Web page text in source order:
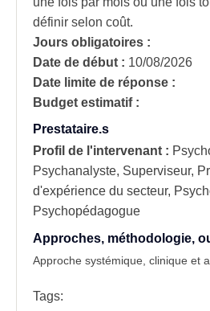
définir selon coût.
Jours obligatoires :
Date de début : 10/08/2026
Date limite de réponse :
Budget estimatif :
Prestataire.s
Profil de l'intervenant :
Psychanalyste, Superviseur,
d'expérience du secteur,
Psychopédagogue
Approches, méthodologie,
Approche systémique , clinique et
Tags: